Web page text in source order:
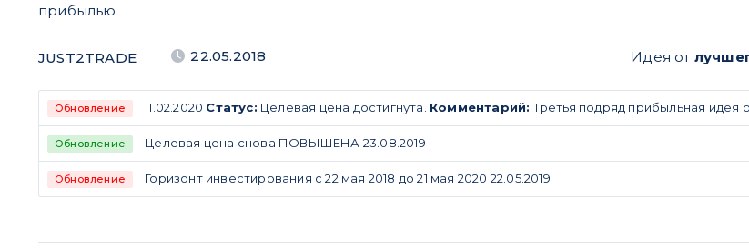
прибылью
JUST2TRADE 22.05.2018 Идея от
Обновление 11.02.2020 Статус: Целевая цена достигнута. Комментарий: Третья подряд прибыльная идея
Обновление Целевая цена снова ПОВЫШЕНА 23.08.2019
Обновление Горизонт инвестирования с 22 мая 2018 до 21 мая 2020 22.05.2019